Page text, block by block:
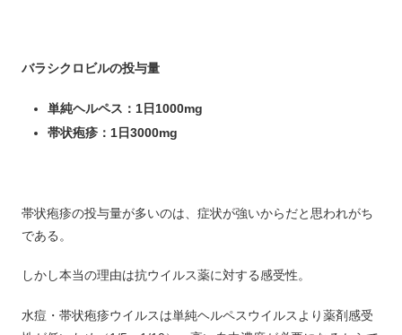
バラシクロビルの投与量
単純ヘルペス：1日1000mg
帯状疱疹：1日3000mg
帯状疱疹の投与量が多いのは、症状が強いからだと思われがち
である。
しかし本当の理由は抗ウイルス薬に対する感受性。
水痘・帯状疱疹ウイルスは単純ヘルペスウイルスより薬剤感受